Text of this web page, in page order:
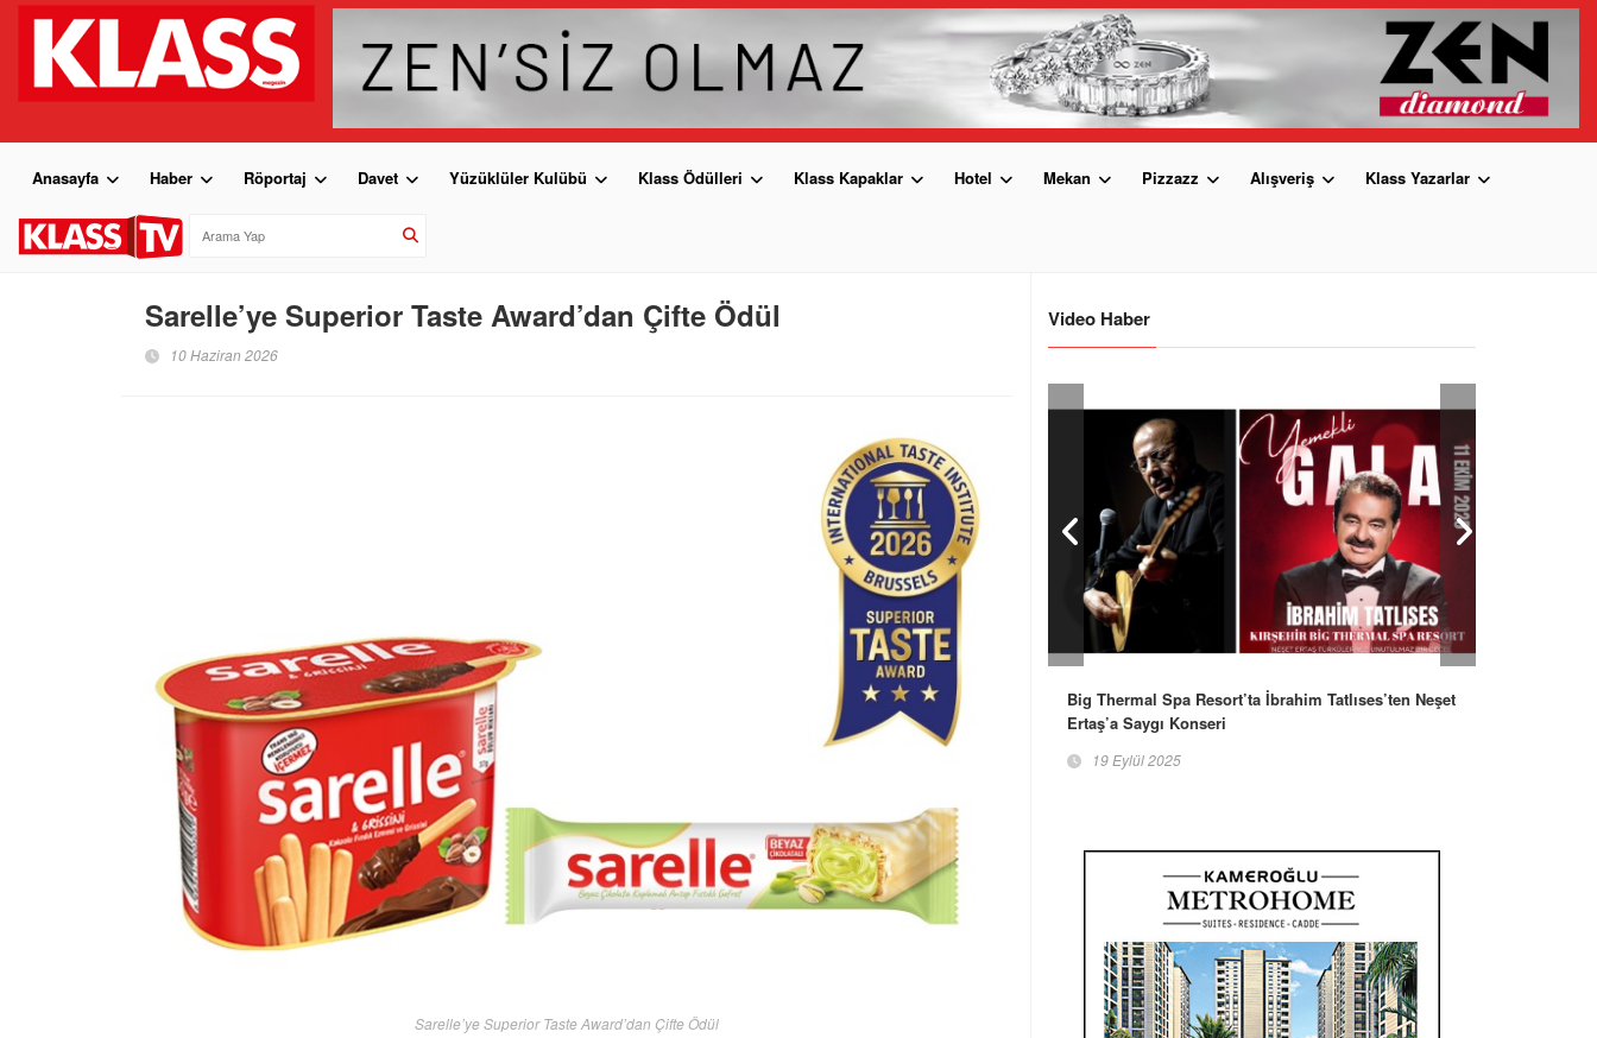
Anasayfa Haber Röportaj Davet Yüzüklüler Kulübü Klass Ödülleri Klass Kapaklar Hotel Mekan Pizzazz Alışveriş Klass Yazarlar
Sarelle’ye Superior Taste Award’dan Çifte Ödül
10 Haziran 2026
Sarelle’ye Superior Taste Award’dan Çifte Ödül
Video Haber
Big Thermal Spa Resort’ta İbrahim Tatlıses’ten Neşet
Ertaş’a Saygı Konseri
19 Eylül 2025